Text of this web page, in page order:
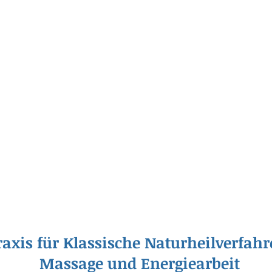
für Klassische
Massage und Energiearbeit